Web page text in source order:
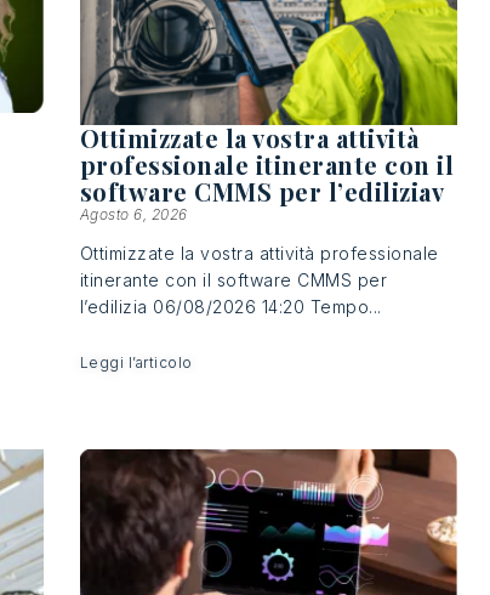
Ottimizzate la vostra attività
professionale itinerante con il
software CMMS per l’ediliziav
Agosto 6, 2026
Ottimizzate la vostra attività professionale
itinerante con il software CMMS per
l’edilizia 06/08/2026 14:20 Tempo...
Leggi l’articolo